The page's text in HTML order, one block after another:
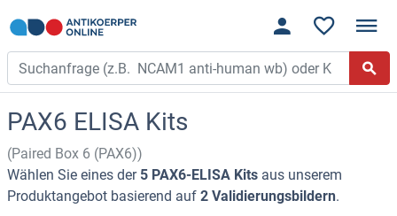
PAX6 ELISA Kits
(Paired Box 6 (PAX6))
Wählen Sie eines der 5 PAX6-ELISA Kits aus unserem
Produktangebot basierend auf 2 Validierungsbildern.